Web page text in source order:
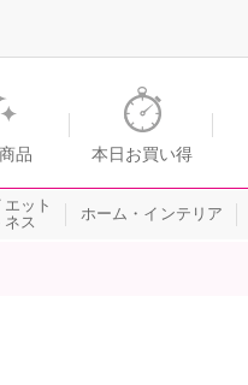
ングのショップチャンネル
品 本日お買い得
ット
ネス
ホーム・インテリア